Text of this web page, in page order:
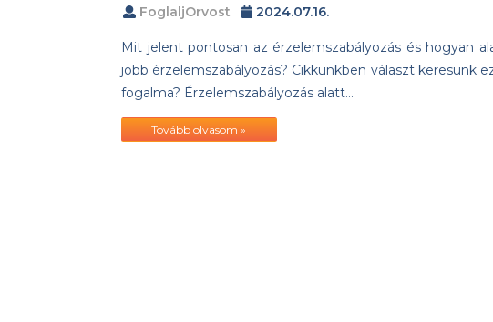
FoglaljOrvost 2024.07.16.
Mit jelent pontosan az érzelemszabályozás és hogyan
jobb érzelemszabályozás? Cikkünkben választ keresünk
fogalma? Érzelemszabályozás alatt…
Tovább olvasom »